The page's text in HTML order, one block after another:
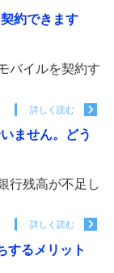
約できます
バイルを契約す
詳しく読む
ません。どう
行残高が不足し
詳しく読む
するメリット